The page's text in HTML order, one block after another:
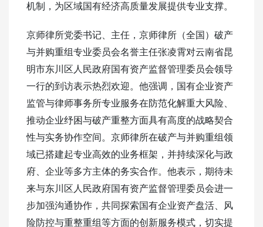
机制，为区域国有经济高质量发展提供专业支撑。
京师律所党委书记、主任，京师律所（全国）破产
与并购重组专业委员会名誉主任张凌霄对云南省昆
明市东川区人民政府国有资产监督管理委员会领导
一行的到访表示热烈欢迎。他强调，国有企业资产
监管与律师事务所专业服务在防范化解重大风险、
推动企业纾困与破产重整方面具有高度的战略契合
性与实务协作空间。京师律所在破产与并购重组领
域已搭建起专业高效的业务框架，并持续深化与政
府、企业等多方主体的务实合作。他表示，期待未
来与东川区人民政府国有资产监督管理委员会进一
步加强沟通协作，共同探索国有企业资产盘活、风
险防控与重整重组等方面的创新服务模式，切实提